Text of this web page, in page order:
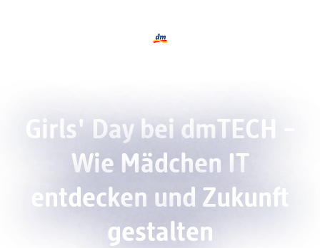
Girls' Day bei dmTECH –
Wie Mädchen IT
entdecken und Zukunft
gestalten